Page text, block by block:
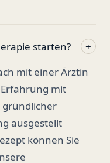
starten?
+
mit einer Ärztin
mit
gründlicher
ausgestellt
können Sie